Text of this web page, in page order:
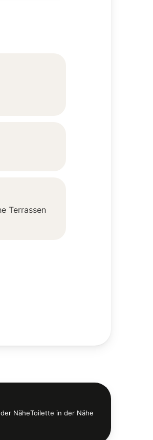
Terrassen
NäheToilette in der Nähe